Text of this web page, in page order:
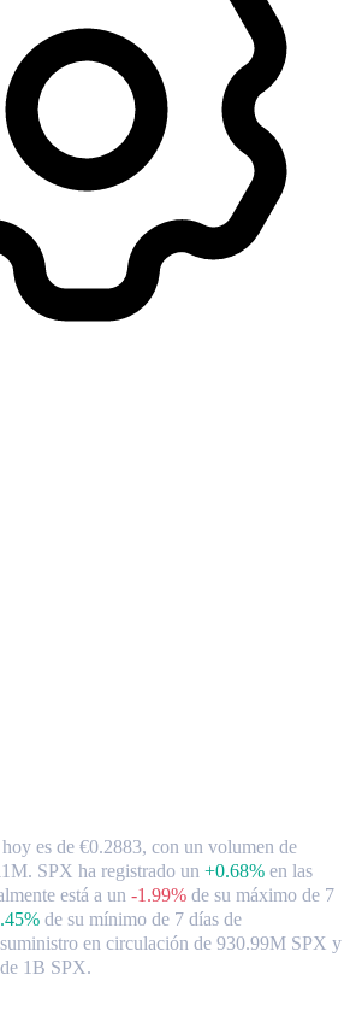
es de €0.2883, con un volumen de
SPX ha registrado un +0.68% en las
está a un -1.99% de su máximo de 7
de su mínimo de 7 días de
en circulación de 930.99M SPX y
1B SPX.